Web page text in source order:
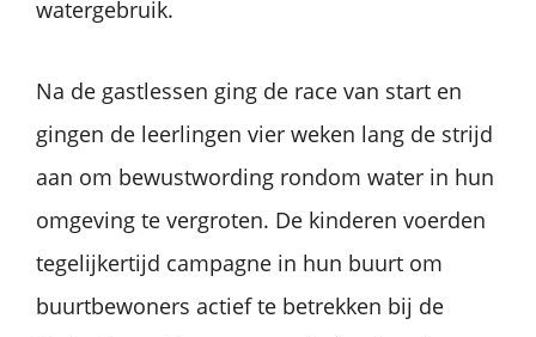
watergebruik.
Na de gastlessen ging de race van start en
gingen de leerlingen vier weken lang de strijd
aan om bewustwording rondom water in hun
omgeving te vergroten. De kinderen voerden
tegelijkertijd campagne in hun buurt om
buurtbewoners actief te betrekken bij de